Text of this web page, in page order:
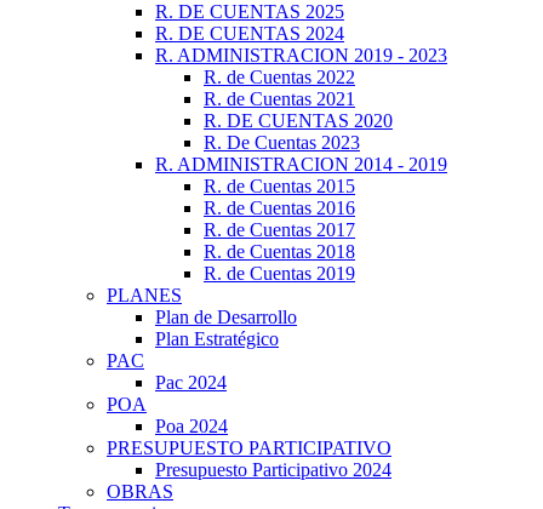
R. DE CUENTAS 2025
R. DE CUENTAS 2024
R. ADMINISTRACION 2019 - 2023
R. de Cuentas 2022
R. de Cuentas 2021
R. DE CUENTAS 2020
R. De Cuentas 2023
R. ADMINISTRACION 2014 - 2019
R. de Cuentas 2015
R. de Cuentas 2016
R. de Cuentas 2017
R. de Cuentas 2018
R. de Cuentas 2019
PLANES
Plan de Desarrollo
Plan Estratégico
PAC
Pac 2024
POA
Poa 2024
PRESUPUESTO PARTICIPATIVO
Presupuesto Participativo 2024
OBRAS